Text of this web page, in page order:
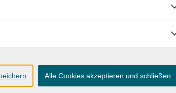
Alle Cookies akzeptieren und schließen